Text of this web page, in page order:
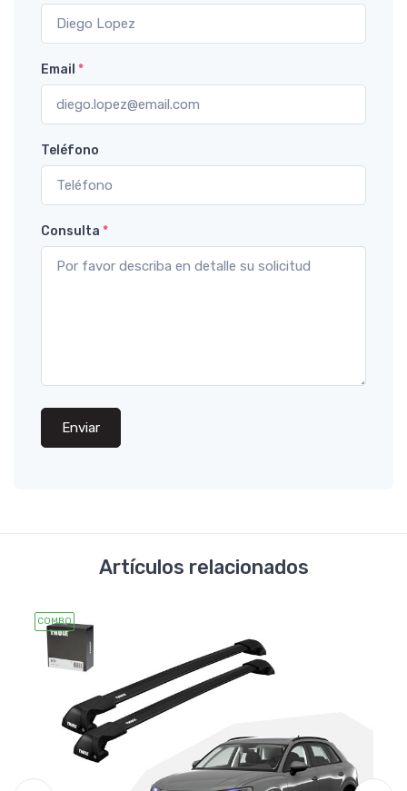
Email *
Teléfono
Consulta *
Enviar
Artículos relacionados
COMBO